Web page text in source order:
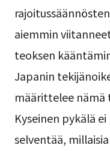
aiemmin
teoksen
Japanin
määrittelee
Kyseinen pykälä
selventää,